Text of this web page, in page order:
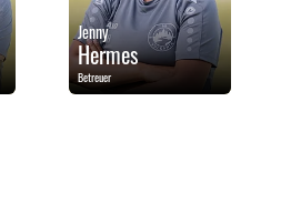
Jenny
Hermes
Betreuer